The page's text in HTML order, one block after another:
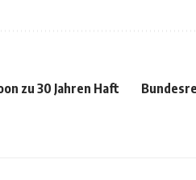
zu 30 Jahren Haft